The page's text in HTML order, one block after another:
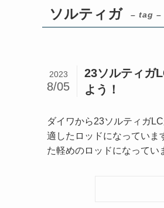
ソルティガ – tag –
23ソルティガ
よう！
2023
8/05
ダイワから23ソルティガ
適したロッドになっていま
た軽めのロッドになってい